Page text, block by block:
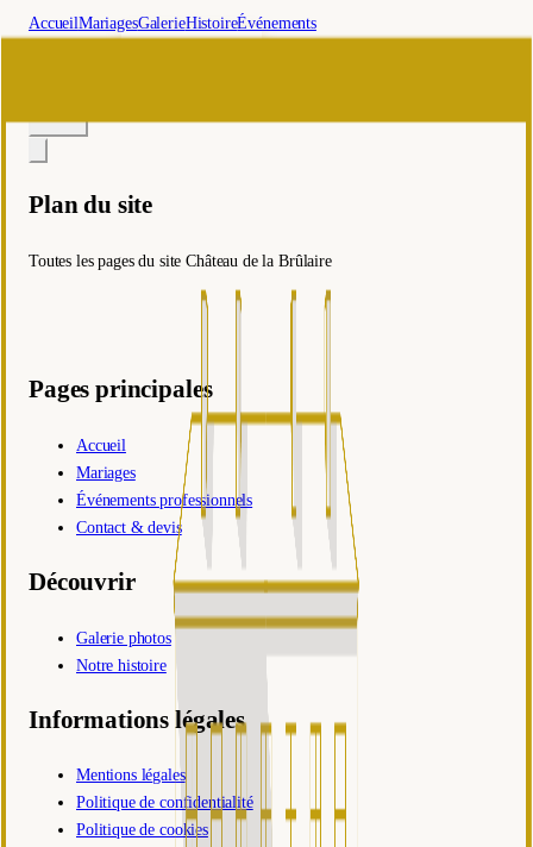
AccueilMariagesGalerieHistoireÉvénements
Plan du site
Toutes les pages du site Château de la Brûlaire
Pages principales
Accueil
Mariages
Événements professionnels
Contact & devis
Découvrir
Galerie photos
Notre histoire
Informations légales
Mentions légales
Politique de confidentialité
Politique de cookies